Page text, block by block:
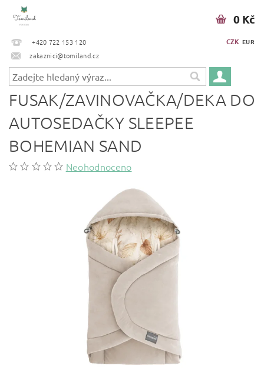
+420 722 153 120
zakaznici@tomiland.cz
CZK EUR
0 Kč
FUSAK/ZAVINOVAČKA/DEKA DO
AUTOSEDAČKY SLEEPEE
BOHEMIAN SAND
Neohodnoceno